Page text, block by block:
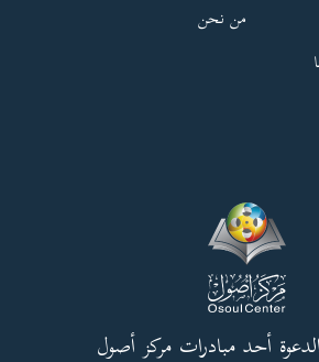
من نحن
أحد مبادرات مركز أصول